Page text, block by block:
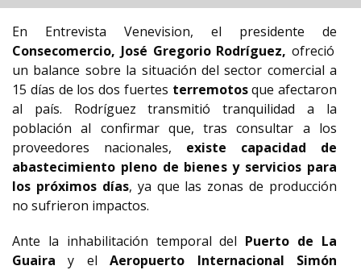
En Entrevista Venevision, el presidente de
Consecomercio, José Gregorio Rodríguez,ofreció
un balance sobre la situación del sector comercial a
15 días de los dos fuertes terremotosque afectaron
al país. Rodríguez transmitió tranquilidad a la
población al confirmar que, tras consultar a los
proveedores nacionales, existe capacidad de
abastecimiento pleno de bienes y servicios para
los próximos días, ya que las zonas de producción
no sufrieron impactos.
Ante la inhabilitación temporal del Puerto de La
Guairay el Aeropuerto Internacional Simón